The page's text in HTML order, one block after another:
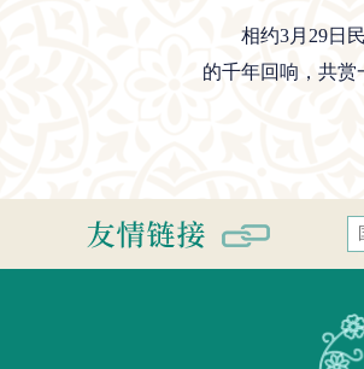
相约3月29日
的千年回响，共赏